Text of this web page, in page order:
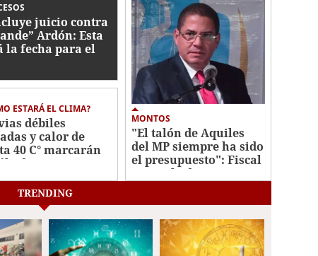
juicio contra
Ardón: Esta
la fecha para el
ESTARÁ EL CLIMA?
débiles
y calor de
40 C° marcarán
MONTOS
"El talón de Aquiles
del MP siempre ha sido
el presupuesto": Fiscal
general adjunto
TRENDING